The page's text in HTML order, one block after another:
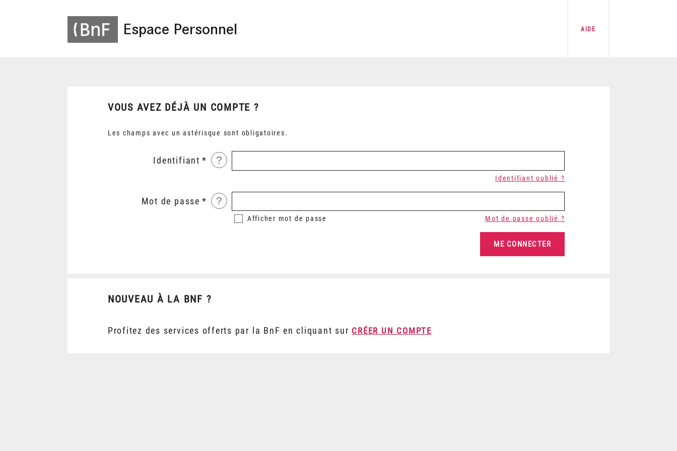
Espace Personnel AIDE
VOUS AVEZ DÉJÀ UN COMPTE ?
Les champs avec un astérisque sont obligatoires.
Identifiant ?
Identifiant oublié ?
Mot de passe ?
Afficher mot de passe Mot de passe oublié ?
NOUVEAU À LA BNF ?
Profitez des services offerts par la BnF en cliquant sur CRÉER UN COMPTE